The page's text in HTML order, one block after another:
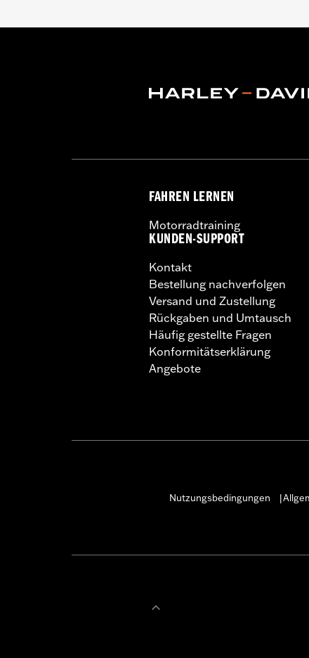
FAHREN LERNEN
Motorradtraining
KUNDEN-SUPPORT
Kontakt
Bestellung nachverfolgen
Versand und Zustellung
Rückgaben und Umtausch
Häufig gestellte Fragen
Konformitätserklärung
Angebote
Nutzungsbedingungen